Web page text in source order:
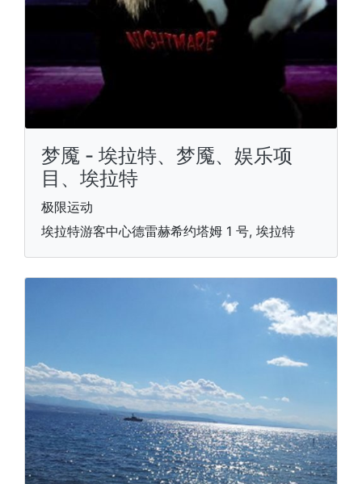
梦魇 - 埃拉特、梦魇、娱乐项
目、埃拉特
极限运动
埃拉特游客中心德雷赫希约塔姆 1 号, 埃拉特